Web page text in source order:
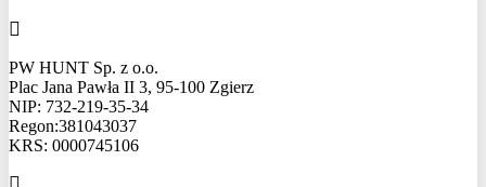
PW HUNT Sp. z o.o.
Plac Jana Pawła II 3, 95-100 Zgierz
NIP: 732-219-35-34
Regon:381043037
KRS: 0000745106